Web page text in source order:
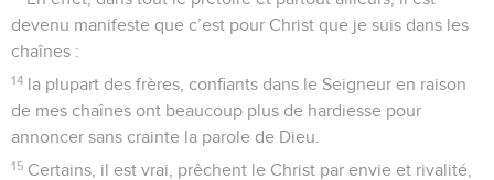
devenu manifeste que c’est pour Christ que je suis dans les
chaînes :
14 la plupart des frères, confiants dans le Seigneur en raison
de mes chaînes ont beaucoup plus de hardiesse pour
annoncer sans crainte la parole de Dieu.
15 Certains, il est vrai, prêchent le Christ par envie et rivalité,